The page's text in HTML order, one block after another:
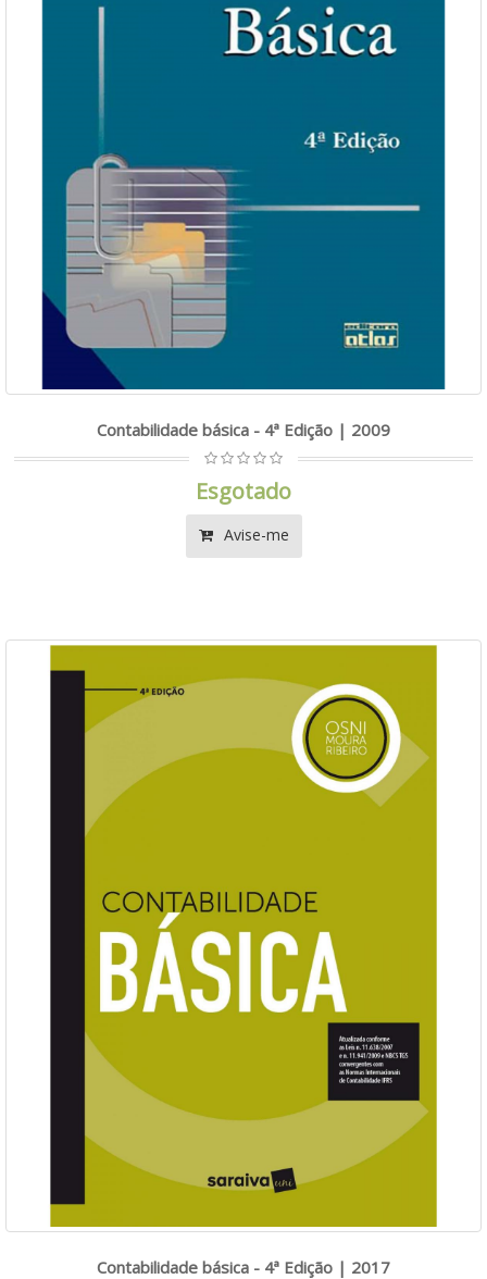
Contabilidade básica - 4ª Edição | 2009
Esgotado
Avise-me
Contabilidade básica - 4ª Edição | 2017